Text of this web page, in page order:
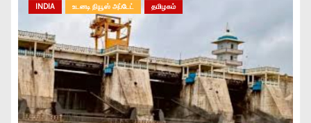
INDIA உடனடி நியூஸ் அப்டேட் தமிழகம்